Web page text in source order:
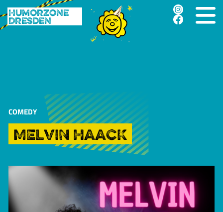
Humorzone
Dresden
COMEDY
MELVIN HAACK